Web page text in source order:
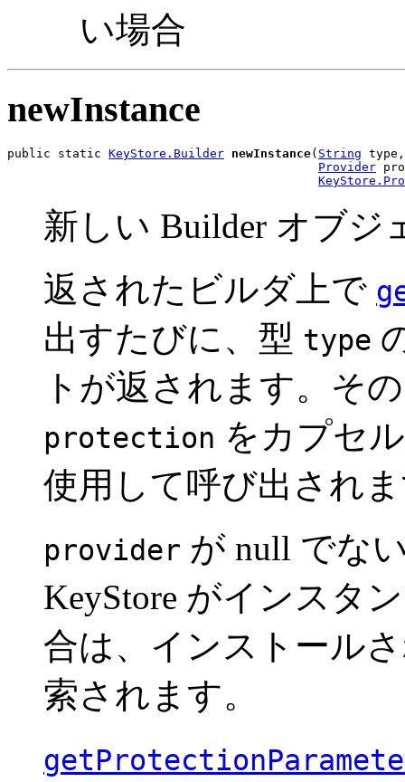
い場合
newInstance
public static KeyStore.Builder newInstance( String type,
Provider
新しい Builder オブジ
返されたビルダ上で
出すたびに、型 type
トが返されます。そ
protection をカプセ
使用して呼び出され
provider が null でな
KeyStore がインスタ
合は、インストール
索されます。